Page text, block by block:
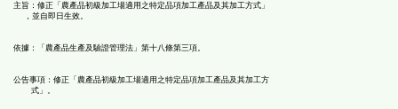
按
鈕
主旨：修正「農產品初級加工場適用之特定品項加工產品及其加工方式」
，並自即日生效。
依據：「農產品生產及驗證管理法」第十八條第三項。
公告事項：修正「農產品初級加工場適用之特定品項加工產品及其加工方
式」。